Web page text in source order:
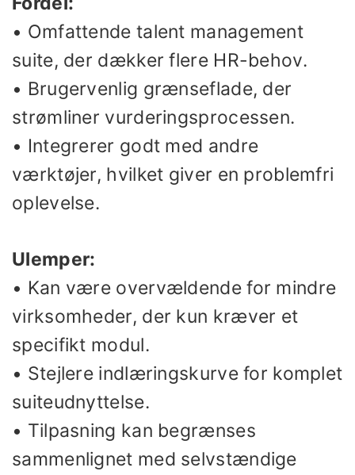
• Omfattende talent management
suite, der dækker flere HR-behov.
• Brugervenlig grænseflade, der
strømliner vurderingsprocessen.
• Integrerer godt med andre
værktøjer, hvilket giver en problemfri
oplevelse.
Ulemper:
• Kan være overvældende for mindre
virksomheder, der kun kræver et
specifikt modul.
• Stejlere indlæringskurve for komplet
suiteudnyttelse.
• Tilpasning kan begrænses
sammenlignet med selvstændige